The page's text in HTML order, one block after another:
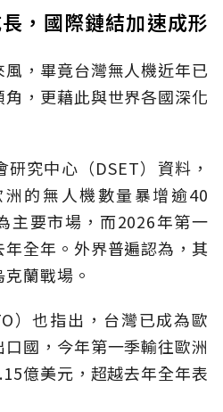
，國際鏈結加速成形
，畢竟台灣無人機近年已
，更藉此與世界各國深化
究中心（DSET）資料，
的無人機數量暴增逾40
主要市場，而2026年第一
全年。外界普遍認為，其
蘭戰場。
）也指出，台灣已成為歐
國，今年第一季輸往歐洲
億美元，超越去年全年表